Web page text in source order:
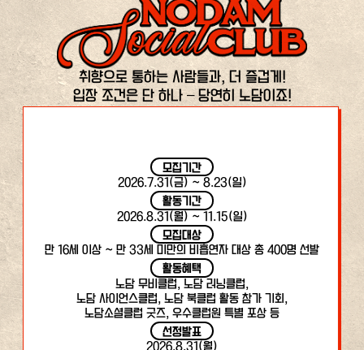
취향으로 통하는 사람들과, 더 즐겁게!
입장 조건은 단 하나 – 당연히 노담이죠!
모집기간
2026.7.31(금) ~ 8.23(일)
활동기간
2026.8.31(월) ~ 11.15(일)
모집대상
만 16세 이상 ~ 만 33세 미만의 비흡연자 대상 총 400명 선발
활동혜택
노담 무비클럽, 노담 러닝클럽,
노담 사이언스클럽, 노담 북클럽 활동 참가 기회,
노담소셜클럽 굿즈, 우수클럽원 특별 포상 등
선정발표